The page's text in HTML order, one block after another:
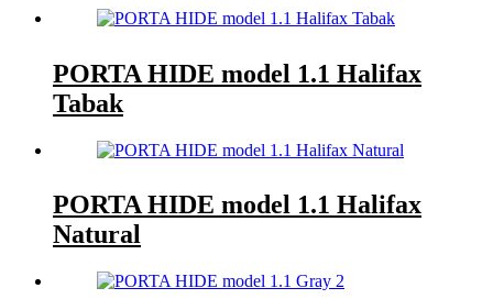
PORTA HIDE model 1.1 Halifax
Tabak
PORTA HIDE model 1.1 Halifax
Natural